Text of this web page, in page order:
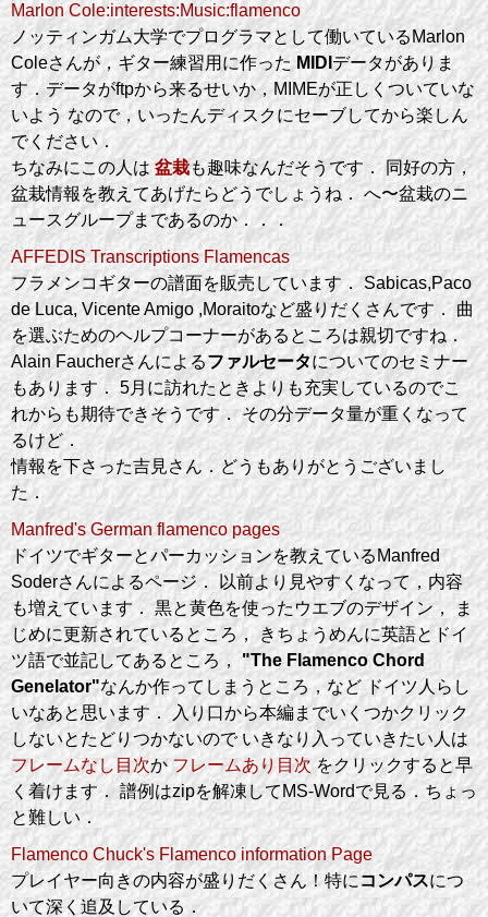
Marlon Cole:interests:Music:flamenco
ノッティンガム大学でプログラマとして働いているMarlon
Coleさんが，ギター練習用に作った MIDI データがありま
す．データがftpから来るせいか，MIMEが正しくついていな
いよう なので，いったんディスクにセーブしてから楽しん
でください．
ちなみにこの人は 盆栽も趣味なんだそうです． 同好の方，
盆栽情報を教えてあげたらどうでしょうね． へ〜盆栽のニ
ュースグループまであるのか．．．
AFFEDIS Transcriptions Flamencas
フラメンコギターの譜面を販売しています． Sabicas,Paco
de Luca, Vicente Amigo ,Moraitoなど盛りだくさんです． 曲
を選ぶためのヘルプコーナーがあるところは親切ですね．
Alain Faucherさんによるファルセータについてのセミナー
もあります． 5月に訪れたときよりも充実しているのでこ
れからも期待できそうです． その分データ量が重くなって
るけど．
情報を下さった吉見さん．どうもありがとうございまし
た．
Manfred's German flamenco pages
ドイツでギターとパーカッションを教えているManfred
Soderさんによるページ． 以前より見やすくなって，内容
も増えています． 黒と黄色を使ったウエブのデザイン， ま
じめに更新されているところ， きちょうめんに英語とドイ
ツ語で並記してあるところ，"The Flamenco Chord
Genelator"なんか作ってしまうところ，など ドイツ人らし
いなあと思います． 入り口から本編までいくつかクリック
しないとたどりつかないので いきなり入っていきたい人は
フレームなし目次かフレームあり目次 をクリックすると早
く着けます． 譜例はzipを解凍してMS-Wordで見る．ちょっ
と難しい．
Flamenco Chuck's Flamenco information Page
プレイヤー向きの内容が盛りだくさん！特に コンパスにつ
いて深く追及している．